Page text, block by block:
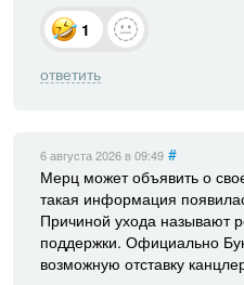
1
ответить
6 августа 2026 в 09:49 #
Мерц может объявить о
такая информация
Причиной ухода называют
поддержки. Официально
возможную отставку